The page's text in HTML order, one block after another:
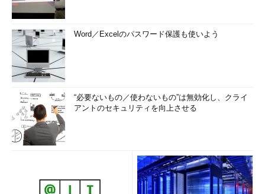
Word／Excelのパスワード保護も使いよう
“必要ないもの／使わないもの”は無効化し、クライ
アントのセキュリティを向上させる